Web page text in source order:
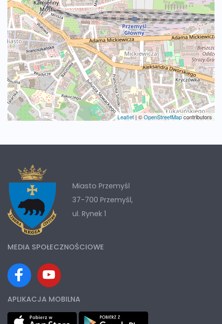
Leaflet | ©OpenStreetMapcontributors
Miasto Przemyśl
37-700 Przemyśl,
ul. Rynek 1
MEDIA SPOŁECZNOŚCIOWE
APLIKACJA MOBILNA